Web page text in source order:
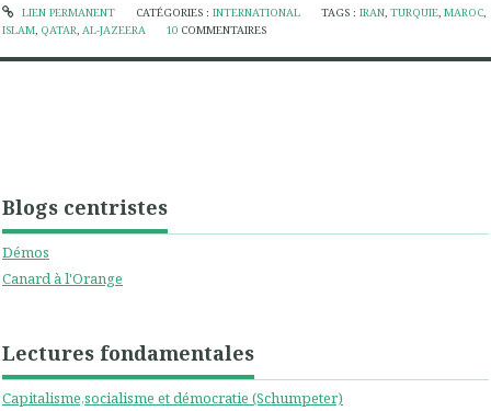
Blogs centristes
Démos
Canard à l'Orange
Lectures fondamentales
Capitalisme,socialisme et démocratie (Schumpeter)
LIEN PERMANENT CATÉGORIES : INTERNATIONAL TAGS :IRAN,TURQUIE,MAROC,
ISLAM, QATAR, AL-JAZEERA 10 COMMENTAIRES